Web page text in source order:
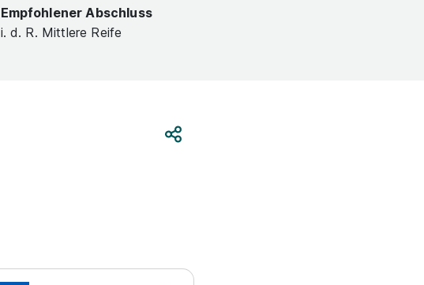
Empfohlener Abschluss
i. d. R. Mittlere Reife